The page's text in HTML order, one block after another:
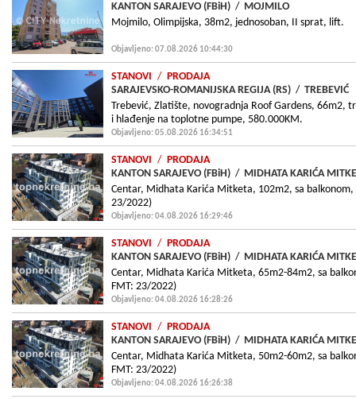
KANTON SARAJEVO (FBiH) / MOJMILO
Mojmilo, Olimpijska, 38m2, jednosoban, II sprat, lift.
Objavljeno: 07.08.2026 10:44:30
STANOVI / PRODAJA
SARAJEVSKO-ROMANIJSKA REGIJA (RS) / TREBEVIĆ
Trebević, Zlatište, novogradnja Roof Gardens, 66m2,
i hlađenje na toplotne pumpe, 580.000KM.
Objavljeno: 05.08.2026 16:34:51
STANOVI / PRODAJA
KANTON SARAJEVO (FBiH) / MIDHATA KARIĆA
Centar, Midhata Karića Mitketa, 102m2, sa
23/2022)
Objavljeno: 04.08.2026 16:29:46
STANOVI / PRODAJA
KANTON SARAJEVO (FBiH) / MIDHATA KARIĆA
Centar, Midhata Karića Mitketa, 65m2-84m2, sa
FMT: 23/2022)
Objavljeno: 04.08.2026 16:28:26
STANOVI / PRODAJA
KANTON SARAJEVO (FBiH) / MIDHATA KARIĆA
Centar, Midhata Karića Mitketa, 50m2-60m2, sa
FMT: 23/2022)
Objavljeno: 04.08.2026 16:26:38